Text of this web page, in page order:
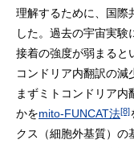
理解するために、国際
した。過去の宇宙実
接着の強度が弱まると
コンドリア内翻訳の減
まずミトコンドリア内
かをmito-FUNCAT法[8]
クス（細胞外基質）の